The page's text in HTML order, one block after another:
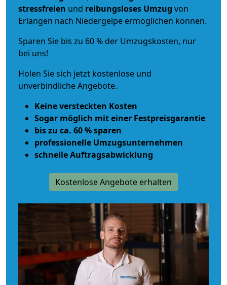
stressfreien und reibungsloses Umzug von
Erlangen nach Niedergelpe ermöglichen können.
Sparen Sie bis zu 60 % der Umzugskosten, nur
bei uns!
Holen Sie sich jetzt kostenlose und
unverbindliche Angebote.
Keine versteckten Kosten
Sogar möglich mit einer Festpreisgarantie
bis zu ca. 60 % sparen
professionelle Umzugsunternehmen
schnelle Auftragsabwicklung
Kostenlose Angebote erhalten